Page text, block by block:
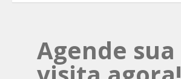
Agende sua